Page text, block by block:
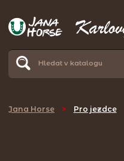
Jana Horse > Pro jezdce